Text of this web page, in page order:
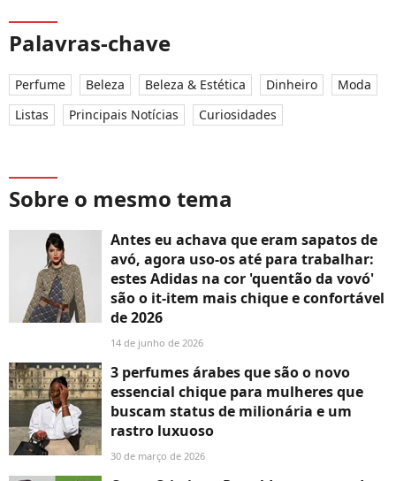
Palavras-chave
Perfume Beleza Beleza & Estética Dinheiro
Moda
Listas
Principais Notícias Curiosidades
Sobre o mesmo tema
Antes eu achava que eram sapatos de
avó, agora uso-os até para trabalhar:
estes Adidas na cor 'quentão da vovó'
são o it-item mais chique e confortável
de 2026
14 de junho de 2026
3 perfumes árabes que são o novo
essencial chique para mulheres que
buscam status de milionária e um
rastro luxuoso
30 de março de 2026